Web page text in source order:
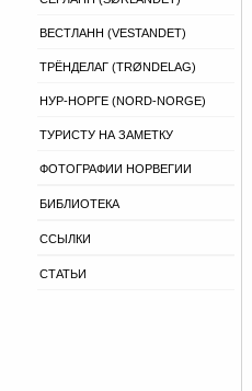
ВЕСТЛАНН (VESTANDET)
ТРЁНДЕЛАГ (TRØNDELAG)
НУР-НОРГЕ (NORD-NORGE)
ТУРИСТУ НА ЗАМЕТКУ
ФОТОГРАФИИ НОРВЕГИИ
БИБЛИОТЕКА
ССЫЛКИ
СТАТЬИ